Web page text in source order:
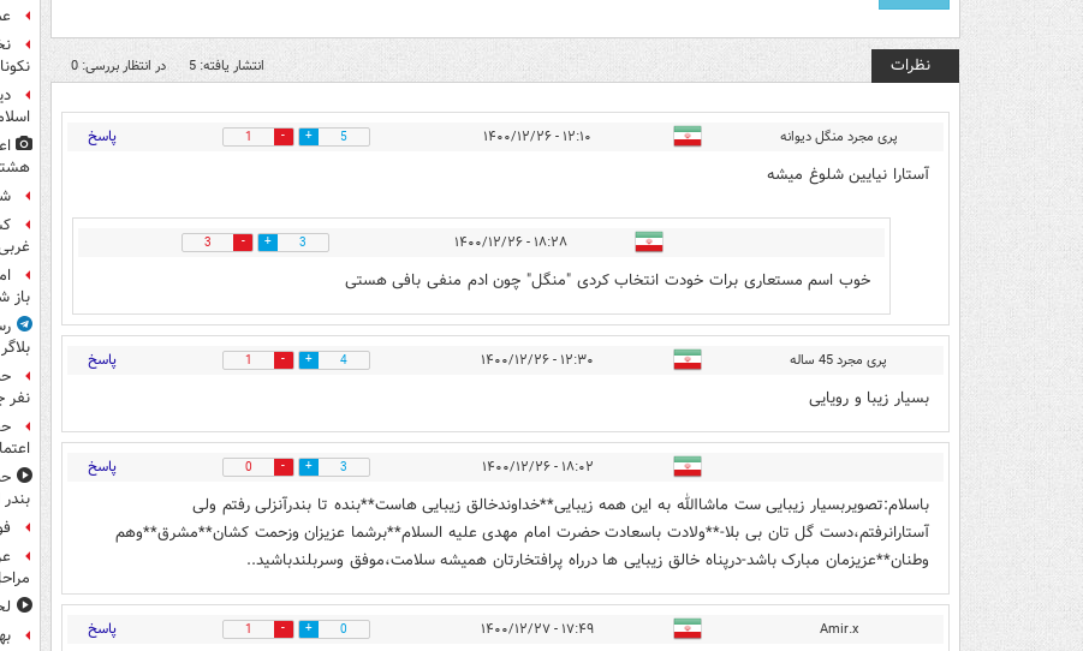
نظرات انتشار یافته: 5 در انتظار بررسی: 0
پری مجرد منگل دیوانه ۱۲:۱۰ - ۱۴۰۰/۱۲/۲۶ 5
1 پاسخ
آستارا نیایین شلوغ میشه
۱۸:۲۸ - ۱۴۰۰/۱۲/۲۶ 3
3
خوب اسم مستعاری برات خودت انتخاب کردی "منگل" چون ادم منفی بافی هستی
پری مجرد 45 ساله ۱۲:۳۰ - ۱۴۰۰/۱۲/۲۶ 4
1 پاسخ
بسیار زیبا و رویایی
۱۸:۰۲ - ۱۴۰۰/۱۲/۲۶ 3
0 پاسخ
باسلام:تصویربسیار زیبایی ست ماشاالله به این همه زیبایی**خداوندخالق زیبایی هاست**بنده تا بندرآنزلی رفتم ولی
آستارانرفتم،دست گل تان بی بلا-**ولادت باسعادت حضرت امام مهدی علیه السلام**برشما عزیزان وزحمت کشان**مشرق**وهم
وطنان**عزیزمان مبارک باشد-درپناه خالق زیبایی ها درراه پرافتخارتان همیشه سلامت،موفق وسربلندباشید..
Amir.x ۱۷:۴۹ - ۱۴۰۰/۱۲/۲۷ 0
1 پاسخ
باز
نفر
بندر